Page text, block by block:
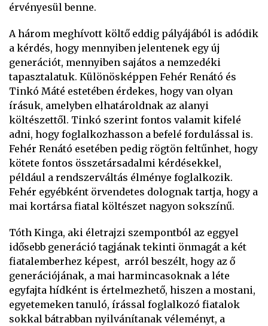
érvényesül benne.
A három meghívott költő eddig pályájából is adódik
a kérdés, hogy mennyiben jelentenek egy új
generációt, mennyiben sajátos a nemzedéki
tapasztalatuk. Különösképpen Fehér Renátó és
Tinkó Máté estetében érdekes, hogy van olyan
írásuk, amelyben elhatároldnak az alanyi
költészettől. Tinkó szerint fontos valamit kifelé
adni, hogy foglalkozhasson a befelé fordulással is.
Fehér Renátó esetében pedig rögtön feltűnhet, hogy
kötete fontos összetársadalmi kérdésekkel,
például a rendszerváltás élménye foglalkozik.
Fehér egyébként örvendetes dolognak tartja, hogy a
mai kortársa fiatal költészet nagyon sokszínű.
Tóth Kinga, aki életrajzi szempontból az eggyel
idősebb generáció tagjának tekinti önmagát a két
fiatalemberhez képest, arról beszélt, hogy az ő
generációjának, a mai harmincasoknak a léte
egyfajta hídként is értelmezhető, hiszen a mostani,
egyetemeken tanuló, írással foglalkozó fiatalok
sokkal bátrabban nyilvánítanak véleményt, a